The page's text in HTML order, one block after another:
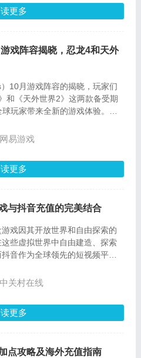
更多
戏阵容揭晓，忍龙4和天外
10月游戏阵容的揭晓，玩家们
和《天外世界2》这两款备受期
玩家带来全新的游戏体验。而
务。接下来，我们将详细介绍
易游戏
更多
与抖音充值的完美结合
戏因其开放世界和自由探索的
些虚拟世界中自由建造、探索
音作为全球领先的短视频平
并详细讲解如何在ov-sea.com
关村在线
更多
点攻略及海外充值指南